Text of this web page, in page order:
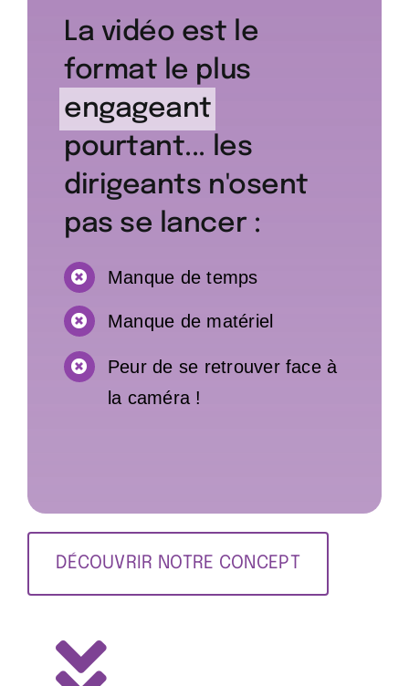
La vidéo est le
format le plus
engageant
pourtant... les
dirigeants n'osent
pas se lancer :
Manque de temps
Manque de matériel
Peur de se retrouver face à
la caméra !
DÉCOUVRIR NOTRE CONCEPT